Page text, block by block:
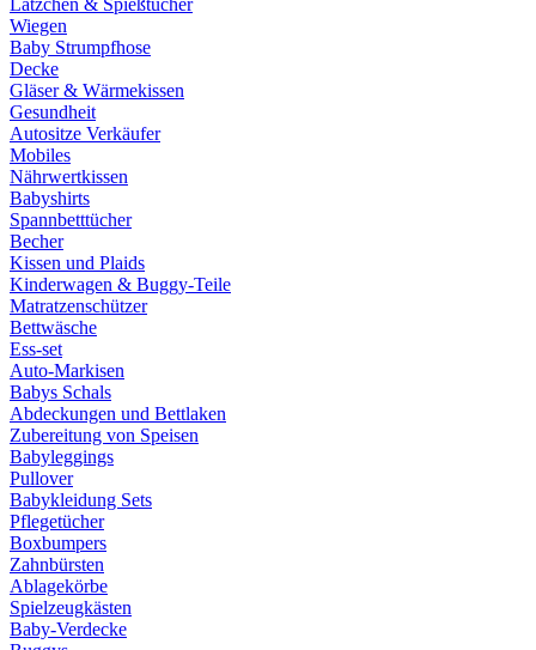
Lätzchen & Spießtücher
Wiegen
Baby Strumpfhose
Decke
Gläser & Wärmekissen
Gesundheit
Autositze Verkäufer
Mobiles
Nährwertkissen
Babyshirts
Spannbetttücher
Becher
Kissen und Plaids
Kinderwagen & Buggy-Teile
Matratzenschützer
Bettwäsche
Ess-set
Auto-Markisen
Babys Schals
Abdeckungen und Bettlaken
Zubereitung von Speisen
Babyleggings
Pullover
Babykleidung Sets
Pflegetücher
Boxbumpers
Zahnbürsten
Ablagekörbe
Spielzeugkästen
Baby-Verdecke